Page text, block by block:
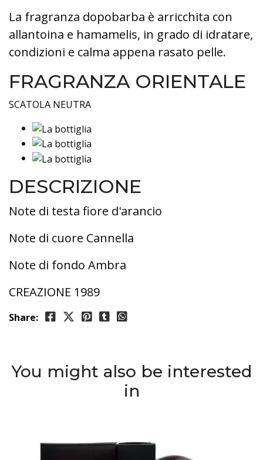
La fragranza dopobarba è arricchita con
allantoina e hamamelis, in grado di idratare,
condizioni e calma appena rasato pelle.
FRAGRANZA ORIENTALE
SCATOLA NEUTRA
DESCRIZIONE
Note di testa fiore d'arancio
Note di cuore Cannella
Note di fondo Ambra
CREAZIONE 1989
Share:
You might also be interested
in